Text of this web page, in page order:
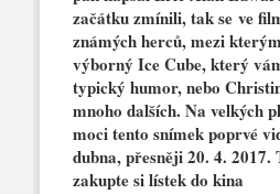
začátku zmínili, tak se ve
známých herců, mezi
výborný Ice Cube, který
typický humor, nebo
mnoho dalších. Na velkých
moci tento snímek poprvé
dubna, přesněji 20. 4. 2017.
zakupte si lístek do kina